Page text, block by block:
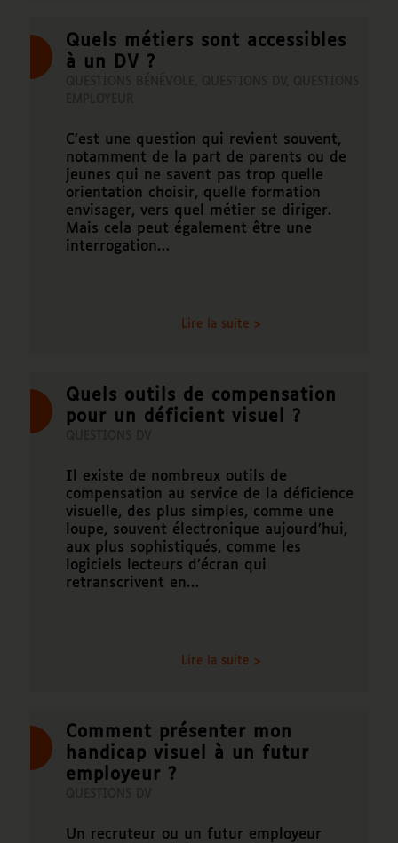
Quels métiers sont accessibles
à un DV ?
C’est une question qui revient souvent,
notamment de la part de parents ou de
jeunes qui ne savent pas trop quelle
orientation choisir, quelle formation
envisager, vers quel métier se diriger.
Mais cela peut également être une
interrogation…
Lire la suite >
Quels outils de compensation
pour un déficient visuel ?
Il existe de nombreux outils de
compensation au service de la déficience
visuelle, des plus simples, comme une
loupe, souvent électronique aujourd’hui,
aux plus sophistiqués, comme les
logiciels lecteurs d’écran qui
retranscrivent en…
Lire la suite >
Comment présenter mon
handicap visuel à un futur
employeur ?
Un recruteur ou un futur employeur